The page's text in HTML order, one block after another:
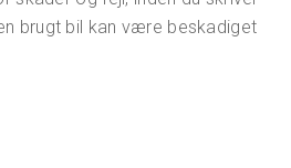
brugt bil kan være beskadiget